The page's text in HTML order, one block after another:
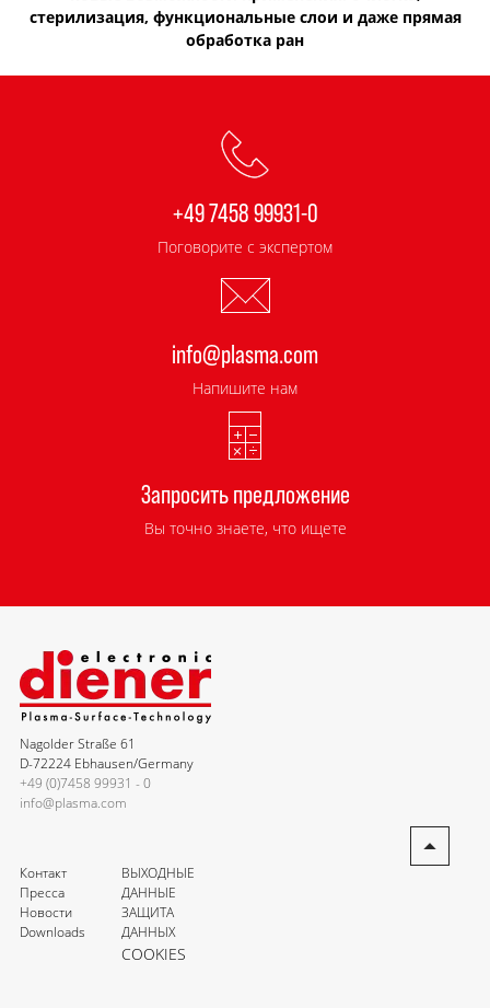
стерилизация, функциональные слои и даже прямая
обработка ран
+49 7458 99931-0
Поговорите с экспертом
info@plasma.com
Напишите нам
Запросить предложение
Вы точно знаете, что ищете
Nagolder Straße 61
D-72224 Ebhausen/Germany
+49 (0)7458 99931 - 0
info@plasma.com
Контакт
Пресса
Новости
Downloads
ВЫХОДНЫЕ
ДАННЫЕ
ЗАЩИТА
ДАННЫХ
COOKIES